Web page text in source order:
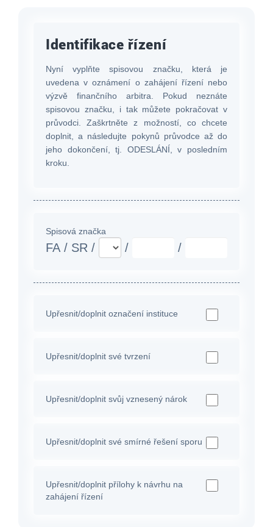
Identifikace řízení
Nyní vyplňte spisovou značku, která je
uvedena v oznámení o zahájení řízení nebo
výzvě finančního arbitra. Pokud neznáte
spisovou značku, i tak můžete pokračovat v
průvodci. Zaškrtněte z možností, co chcete
doplnit, a následujte pokynů průvodce až do
jeho dokončení, tj. ODESLÁNÍ, v posledním
kroku.
Spisová značka
FA / SR / / /
Upřesnit/doplnit označení instituce
Upřesnit/doplnit své tvrzení
Upřesnit/doplnit svůj vznesený nárok
Upřesnit/doplnit své smírné řešení sporu
Upřesnit/doplnit přílohy k návrhu na
zahájení řízení